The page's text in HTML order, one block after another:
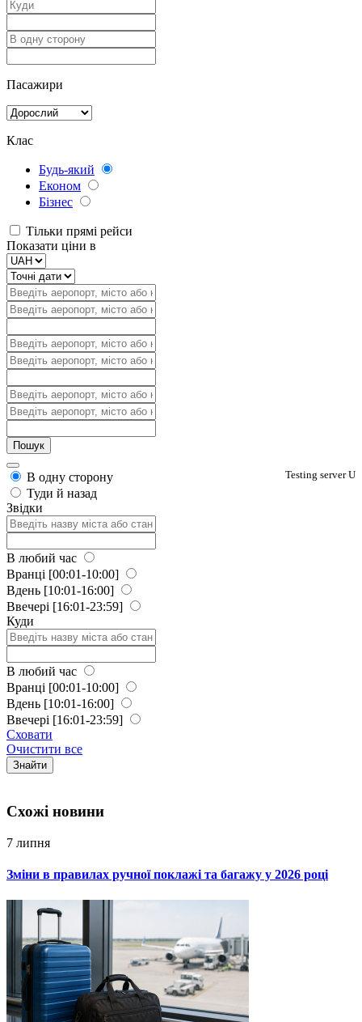
Пасажири
Клас
Будь-який
Економ
Бізнес
Тільки прямі рейси
Показати ціни в
Testing server U
В одну сторону
Туди й назад
Звідки
В любий час
Вранці [00:01-10:00]
Вдень [10:01-16:00]
Ввечері [16:01-23:59]
Куди
В любий час
Вранці [00:01-10:00]
Вдень [10:01-16:00]
Ввечері [16:01-23:59]
Сховати
Очистити все
Знайти
Схожi новини
7 липня
Зміни в правилах ручної поклажі та багажу у 2026 році